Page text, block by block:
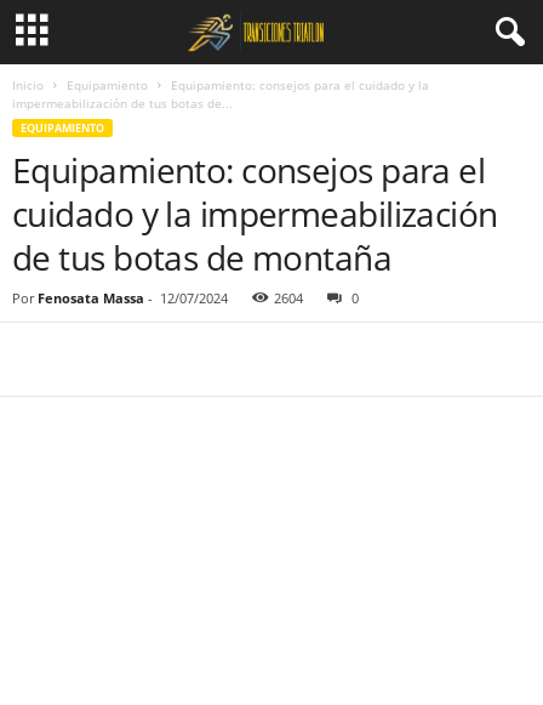
Inicio Equipamiento
Equipamiento: consejos para el cuidado y la
impermeabilización de tus botas de...
EQUIPAMIENTO
Equipamiento: consejos para el
cuidado y la impermeabilización
de tus botas de montaña
Por Fenosata Massa - 12/07/2024 2604 0